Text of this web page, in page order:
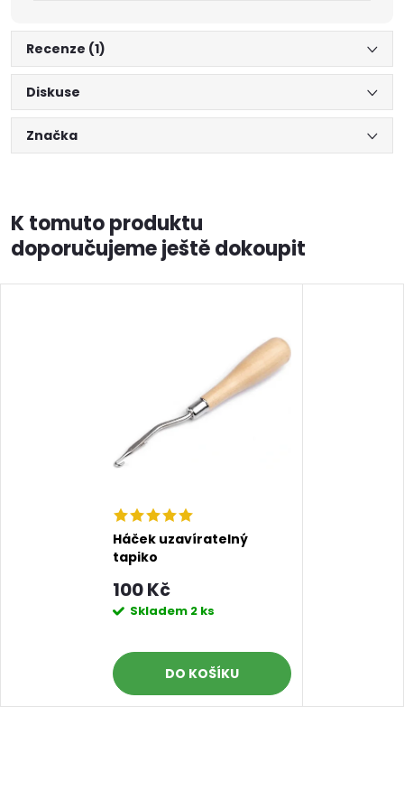
Recenze (1)
Diskuse
Značka
K tomuto produktu
doporučujeme ještě dokoupit
Háček uzavíratelný
tapiko
100 Kč
Skladem 2 ks
DO KOŠÍKU